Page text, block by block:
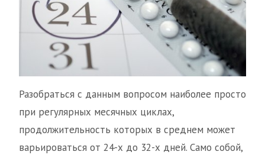
Разобраться с данным вопросом наиболее просто
при регулярных месячных циклах,
продолжительность которых в среднем может
варьироваться от 24-х до 32-х дней. Само собой,